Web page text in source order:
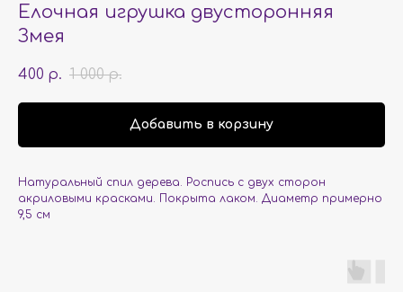
Елочная игрушка двусторонняя
Змея
400 р. 1 000 р.
Добавить в корзину
Натуральный спил дерева. Роспись с двух сторон
акриловыми красками. Покрыта лаком. Диаметр примерно
9,5 см